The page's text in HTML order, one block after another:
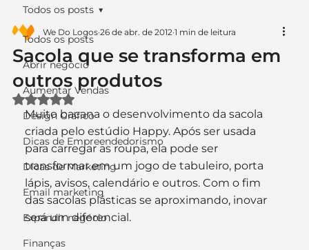
Todos os posts
Abrir negócio
Aumentar Vendas
Design Gráfico
Dicas de Empreendedorismo
Dicas de Marketing
Email marketing
Expandir negócio
Finanças
Todos os posts
Sacola que se transforma em
outros produtos
We Do Logos 26 de abr. de 2012 1 min de leitura
Avaliado com NaN de 5 estrelas.
Muito bacana o desenvolvimento da sacola
criada pelo estúdio Happy. Após ser usada
para carregar as roupa, ela pode ser
transformar em um jogo de tabuleiro, porta
lápis, avisos, calendário e outros. Com o fim
das sacolas plásticas se aproximando, inovar
será um diferencial.